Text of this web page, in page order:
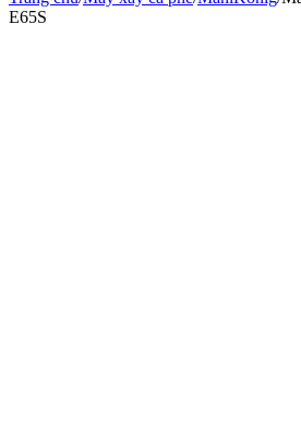
E65S